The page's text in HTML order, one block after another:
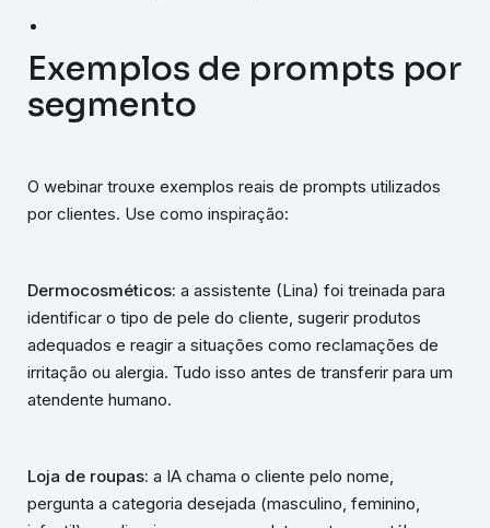
Exemplos de prompts por
segmento
O webinar trouxe exemplos reais de prompts utilizados
por clientes. Use como inspiração:
Dermocosméticos: a assistente (Lina) foi treinada para
identificar o tipo de pele do cliente, sugerir produtos
adequados e reagir a situações como reclamações de
irritação ou alergia. Tudo isso antes de transferir para um
atendente humano.
Loja de roupas: a IA chama o cliente pelo nome,
pergunta a categoria desejada (masculino, feminino,